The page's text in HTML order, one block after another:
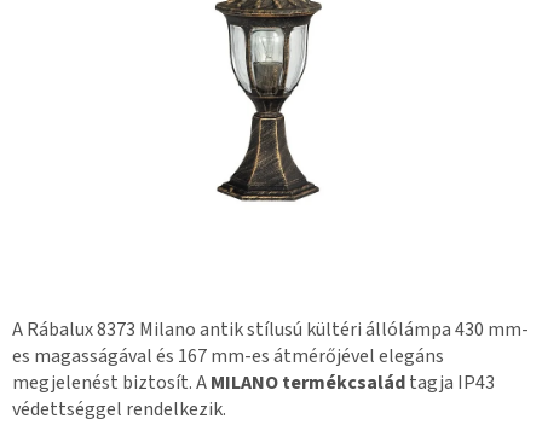
A Rábalux 8373 Milano antik stílusú kültéri állólámpa 430 mm-
es magasságával és 167 mm-es átmérőjével elegáns
megjelenést biztosít. AMILANO termékcsaládtagja IP43
védettséggel rendelkezik.